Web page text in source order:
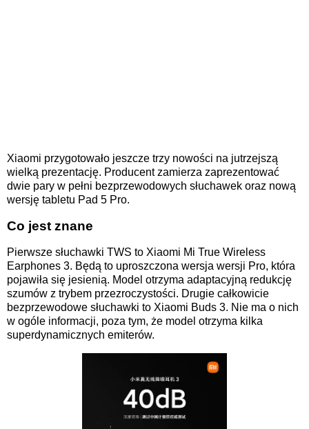
Xiaomi przygotowało jeszcze trzy nowości na jutrzejszą
wielką prezentację. Producent zamierza zaprezentować
dwie pary w pełni bezprzewodowych słuchawek oraz nową
wersję tabletu Pad 5 Pro.
Co jest znane
Pierwsze słuchawki TWS to Xiaomi Mi True Wireless
Earphones 3. Będą to uproszczona wersja wersji Pro, która
pojawiła się jesienią. Model otrzyma adaptacyjną redukcję
szumów z trybem przezroczystości. Drugie całkowicie
bezprzewodowe słuchawki to Xiaomi Buds 3. Nie ma o nich
w ogóle informacji, poza tym, że model otrzyma kilka
superdynamicznych emiterów.